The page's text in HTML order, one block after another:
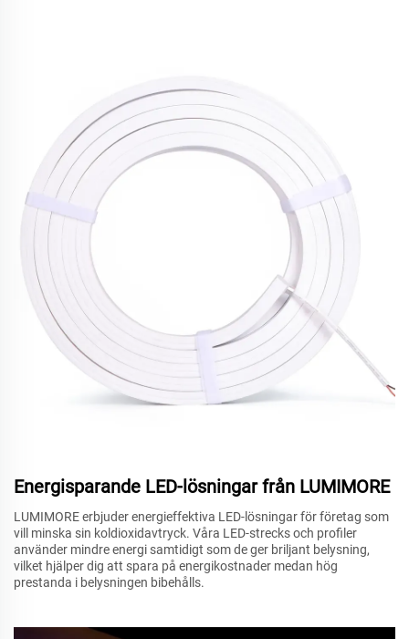
Energisparande LED-lösningar från LUMIMORE
LUMIMORE erbjuder energieffektiva LED-lösningar för företag som
vill minska sin koldioxidavtryck. Våra LED-strecks och profiler
använder mindre energi samtidigt som de ger briljant belysning,
vilket hjälper dig att spara på energikostnader medan hög
prestanda i belysningen bibehålls.